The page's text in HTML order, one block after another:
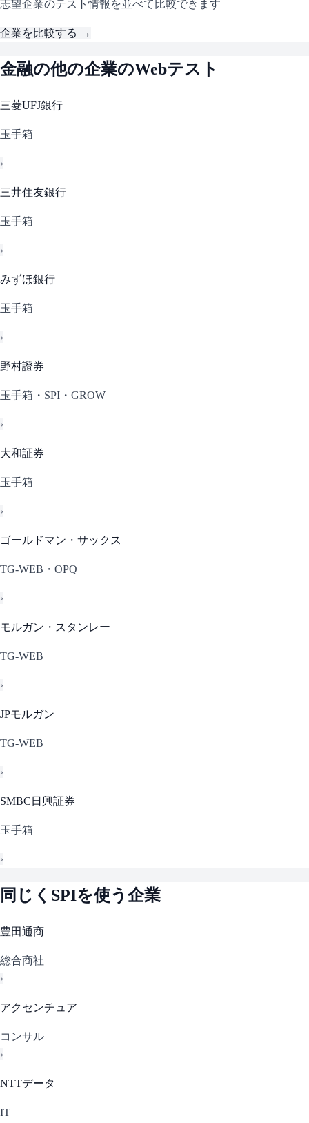
志望企業のテスト情報を並べて比較できます
企業を比較する →
金融の他の企業のWebテスト
三菱UFJ銀行
玉手箱
›
三井住友銀行
玉手箱
›
みずほ銀行
玉手箱
›
野村證券
玉手箱・SPI・GROW
›
大和証券
玉手箱
›
ゴールドマン・サックス
TG-WEB・OPQ
›
モルガン・スタンレー
TG-WEB
›
JPモルガン
TG-WEB
›
SMBC日興証券
玉手箱
›
同じく SPIを使う企業
豊田通商
総合商社
›
アクセンチュア
コンサル
›
NTTデータ
IT